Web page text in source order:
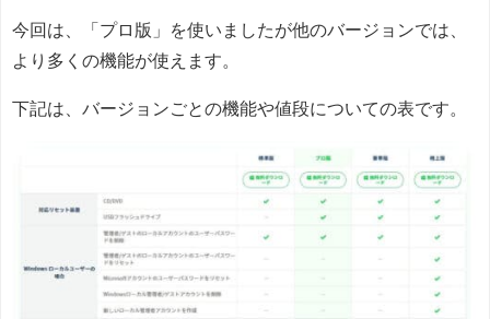
今回は、「プロ版」を使いましたが他のバージョンでは、
より多くの機能が使えます。
下記は、バージョンごとの機能や値段についての表です。